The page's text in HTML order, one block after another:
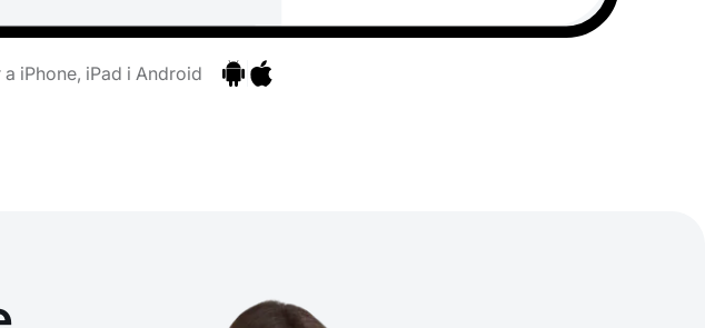
iPhone, iPad i Android